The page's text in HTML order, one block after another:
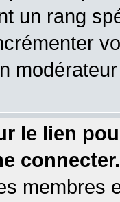
un rang
le lien
connecter.
membres